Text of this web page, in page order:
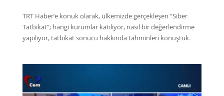
TRT Haber’e konuk olarak, ülkemizde gerçekleşen “Siber
Tatbikat”; hangi kurumlar katılıyor, nasıl bir değerlendirme
yapılıyor, tatbikat sonucu hakkında tahminleri konuştuk.